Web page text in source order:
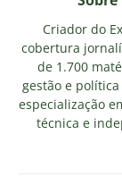
Criador do
cobertura
de 1.700
gestão e
especialização
técnica e